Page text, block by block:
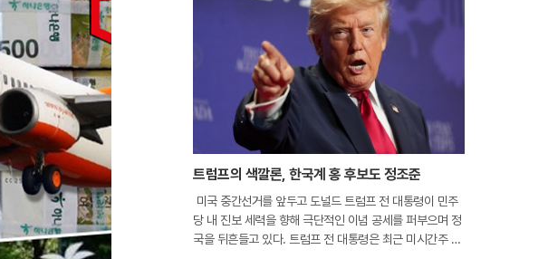
트럼프의 색깔론, 한국계 홍 후보도 정조준
미국 중간선거를 앞두고 도널드 트럼프 전 대통령이 민주
당 내 진보 세력을 향해 극단적인 이념 공세를 퍼부으며 정
국을 뒤흔들고 있다. 트럼프 전 대통령은 최근 미시간주 경